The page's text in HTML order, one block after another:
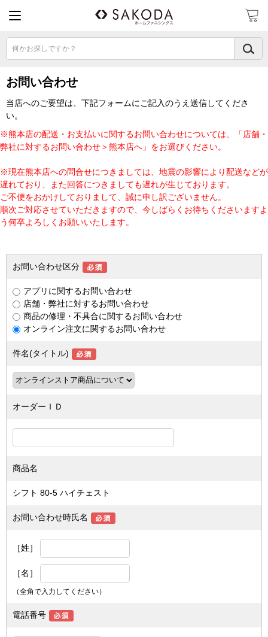
何かお探しですか？
お問い合わせ
当店へのご要望は、下記フォームにご記入のうえ送信してくださ
い。
※熊本店の配送・お支払いに関するお問い合わせについては、「店舗・
弊社に対するお問い合わせ＞熊本店へ」をお選びください。
※現在熊本店への問合せにつきましては、地震の影響により配送などが
遅れており、また回答につきましても遅れが生じております。
ご不便をおかけしておりまして、誠に申し訳ございません。
順次ご対応させていただきますので、今しばらくお待ちくださいますよ
う何卒よろしくお願いいたします。
お問い合わせ区分
アプリに関するお問い合わせ
店舗・弊社に対するお問い合わせ
商品の修理・不具合に関するお問い合わせ
オンライン注文に関するお問い合わせ
件名(タイトル)
オーダーＩＤ
商品名
シフト 80-5 ハイチェスト
お問い合わせ時氏名
［姓］
［名］
（全角で入力してください）
電話番号